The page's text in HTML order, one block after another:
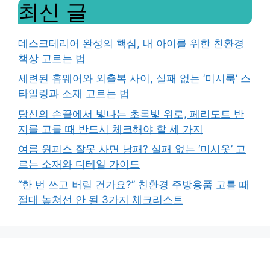
최신 글
데스크테리어 완성의 핵심, 내 아이를 위한 친환경
책상 고르는 법
세련된 홈웨어와 외출복 사이, 실패 없는 ‘미시룩’ 스
타일링과 소재 고르는 법
당신의 손끝에서 빛나는 초록빛 위로, 페리도트 반
지를 고를 때 반드시 체크해야 할 세 가지
여름 원피스 잘못 사면 낭패? 실패 없는 ‘미시옷’ 고
르는 소재와 디테일 가이드
“한 번 쓰고 버릴 건가요?” 친환경 주방용품 고를 때
절대 놓쳐선 안 될 3가지 체크리스트